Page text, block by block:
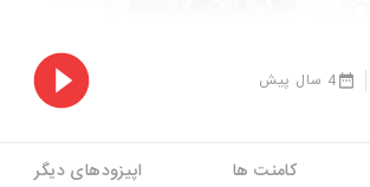
4 سال پیش
کامنت ها اپیزودهای دیگر